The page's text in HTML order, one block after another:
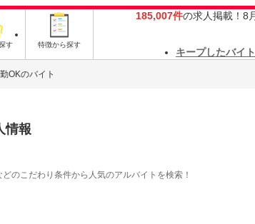
す 特徴から探す
185,007件の求人掲載！8
キープしたバイト
OKのバイト
情報
のこだわり条件から人気のアルバイトを検索！